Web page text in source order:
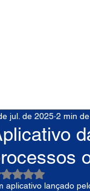
jul. de 2025 2 min
Avaliado com NaN
aplicativo lançado